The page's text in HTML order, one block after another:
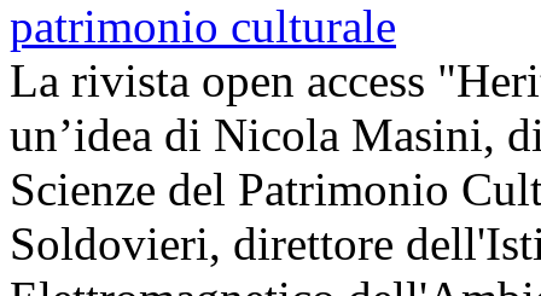
La rivista open access
un’idea di Nicola Masini,
Scienze del Patrimonio
Soldovieri, direttore